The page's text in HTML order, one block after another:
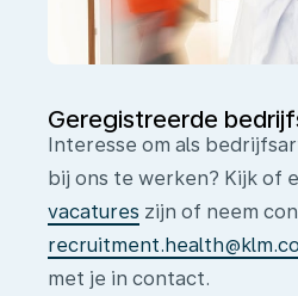
Geregistreerde
Interesse om als
bij ons te werken? Kijk of
vacatures zijn of neem
met je in contact.